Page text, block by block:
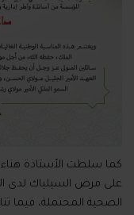
كما سلطت الأستاذة
على مرض السيلياك لدى
الصحية المحتملة، فيما